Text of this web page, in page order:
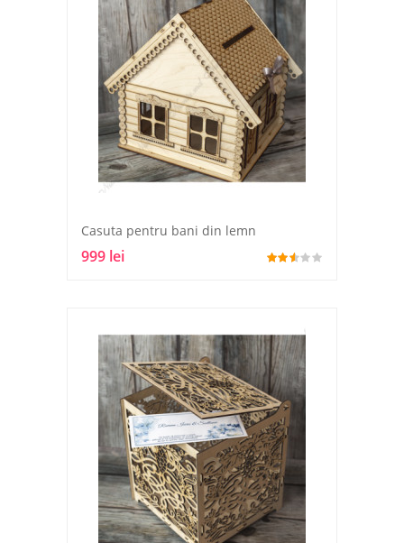
Casuta pentru bani din lemn
999 lei